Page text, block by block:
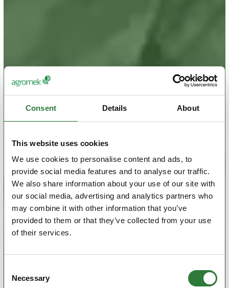
Consent Details About
This website uses cookies
We use cookies to personalise content and ads, to
provide social media features and to analyse our traffic.
We also share information about your use of our site with
our social media, advertising and analytics partners who
may combine it with other information that you’ve
provided to them or that they’ve collected from your use
of their services.
Selection
Necessary